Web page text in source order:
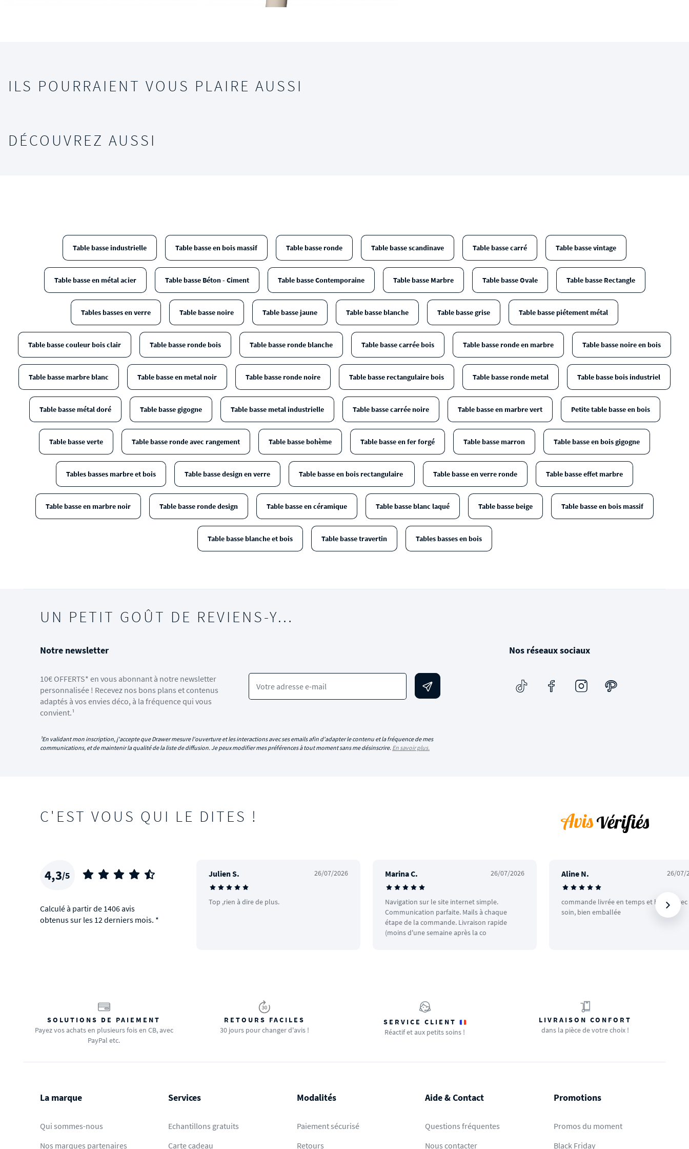
ILS POURRAIENT VOUS PLAIRE AUSSI
DÉCOUVREZ AUSSI
Table basse industrielle Table basse en bois massif Table basse ronde Table basse scandinave Table basse carré Table basse vintage
Table basse en métal acier Table basse Béton - Ciment Table basse Contemporaine Table basse Marbre Table basse Ovale Table basse Rectangle
Tables basses en verre Table basse noire Table basse jaune Table basse blanche Table basse grise Table basse piétement métal
Table basse couleur bois clair Table basse ronde bois Table basse ronde blanche Table basse carrée bois Table basse ronde en marbre Table basse noire en bois
Table basse marbre blanc Table basse en metal noir Table basse ronde noire Table basse rectangulaire bois Table basse ronde metal Table basse bois industriel
Table basse métal doré Table basse gigogne Table basse metal industrielle Table basse carrée noire Table basse en marbre vert Petite table basse en bois
Table basse verte Table basse ronde avec rangement Table basse bohème Table basse en fer forgé Table basse marron Table basse en bois gigogne
Tables basses marbre et bois Table basse design en verre Table basse en bois rectangulaire Table basse en verre ronde Table basse effet marbre
Table basse en marbre noir Table basse ronde design Table basse en céramique Table basse blanc laqué Table basse beige Table basse en bois massif
Table basse blanche et bois Table basse travertin Tables basses en bois
UN PETIT GOÛT DE REVIENS-Y…
Notre newsletter
10€ OFFERTS* en vous abonnant à notre newsletter
personnalisée ! Recevez nos bons plans et contenus
adaptés à vos envies déco, à la fréquence qui vous
convient.¹
Votre adresse e-mail
¹En validant mon inscription, j'accepte que Drawer mesure l'ouverture et les interactions avec ses emails afin d'adapter le contenu et la fréquence de mes
communications, et de maintenir la qualité de la liste de diffusion. Je peux modifier mes préférences à tout moment sans me désinscrire. En savoir plus.
Nos réseaux sociaux
C'EST VOUS QUI LE DITES !
4,3/5
Calculé à partir de 1406 avis
obtenus sur les 12 derniers mois. *
Julien S. 26/07/2026
Top ,rien à dire de plus.
Marina C. 26/07/2026
Navigation sur le site internet simple.
Communication parfaite. Mails à chaque
étape de la commande. Livraison rapide
(moins d'une semaine après la co
Aline N. 26/07/
commande livrée en temps et heure avec
soin, bien emballée
SOLUTIONS DE PAIEMENT
Payez vos achats en plusieurs fois en CB, avec
PayPal etc.
RETOURS FACILES
30 jours pour changer d'avis !
SERVICE CLIENT
Réactif et aux petits soins !
LIVRAISON CONFORT
dans la pièce de votre choix !
La marque
Qui sommes-nous
Nos marques partenaires
Services
Echantillons gratuits
Carte cadeau
Modalités
Paiement sécurisé
Retours
Aide & Contact
Questions fréquentes
Nous contacter
Promotions
Promos du moment
Black Friday